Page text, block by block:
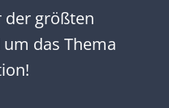
der größten
das Thema